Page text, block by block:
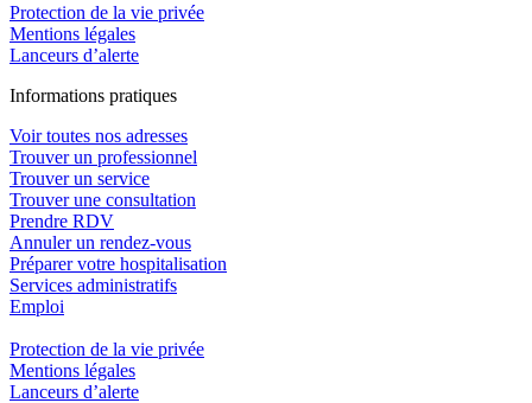
Protection de la vie privée
Mentions légales
Lanceurs d’alerte
Informations pratiques
Voir toutes nos adresses
Trouver un professionnel
Trouver un service
Trouver une consultation
Prendre RDV
Annuler un rendez-vous
Préparer votre hospitalisation
Services administratifs
Emploi​
Protection de la vie privée
Mentions légales
Lanceurs d’alerte